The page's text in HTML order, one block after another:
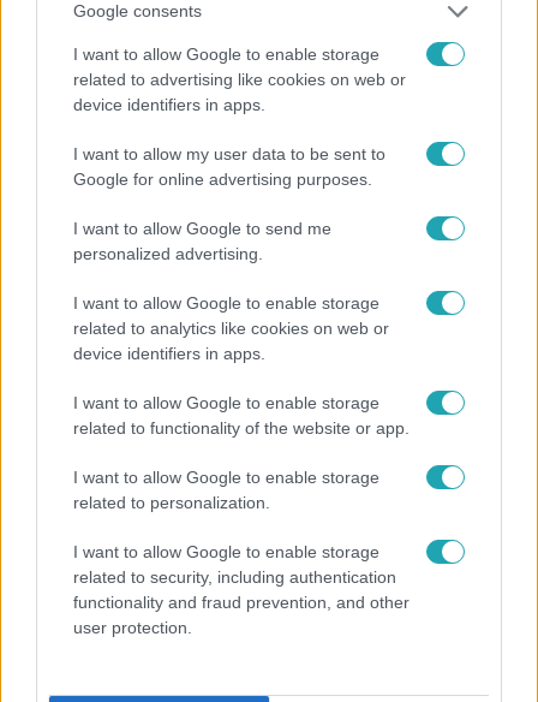
Google consents
I want to allow Google to enable storage
related to advertising like cookies on web or
device identifiers in apps.
I want to allow my user data to be sent to
Google for online advertising purposes.
I want to allow Google to send me
personalized advertising.
I want to allow Google to enable storage
related to analytics like cookies on web or
device identifiers in apps.
I want to allow Google to enable storage
related to functionality of the website or app.
I want to allow Google to enable storage
related to personalization.
I want to allow Google to enable storage
related to security, including authentication
functionality and fraud prevention, and other
user protection.
Celebklub
2016. augusztus 26. 11:00
Ettől még ÉNB Kristóf is óvja a tetoválni vágyókat
– VIDEÓ!
állapotban az ember hajlamos megőrülni, és olyan
eszement tetteket véghezvinni, melyeket később jól meg